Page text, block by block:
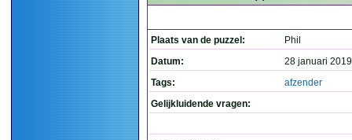
Plaats van de puzzel:
Phil
Datum:
28 januari
Tags:
afzender
Gelijkluidende vragen: